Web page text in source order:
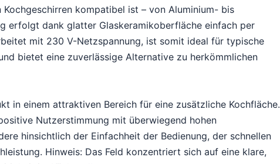
kompatibel ist – von Aluminium- bis
erfolgt dank glatter Glaskeramikoberfläche einfach per
mit 230 V-Netzspannung, ist somit ideal für typische
bietet eine zuverlässige Alternative zu herkömmlichen
in einem attraktiven Bereich für eine zusätzliche Kochfläche.
Nutzerstimmung mit überwiegend hohen
hinsichtlich der Einfachheit der Bedienung, der schnellen
Hinweis: Das Feld konzentriert sich auf eine klare,